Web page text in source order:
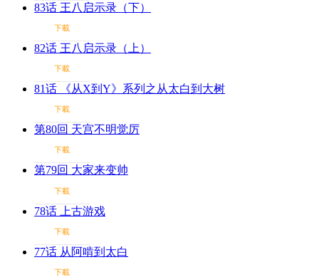
83话 王八启示录（下）
下載
82话 王八启示录（上）
下載
81话 《从X到Y》系列之从太白到大树
下載
第80回 天宫不明觉厉
下載
第79回 大家来变帅
下載
78话 上古游戏
下載
77话 从阿啃到太白
下載